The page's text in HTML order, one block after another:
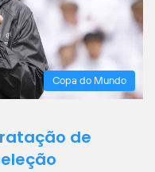
Copa do Mundo
de